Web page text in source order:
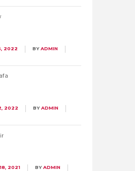
2022 BYADMIN
2022 BYADMIN
2021 BYADMIN